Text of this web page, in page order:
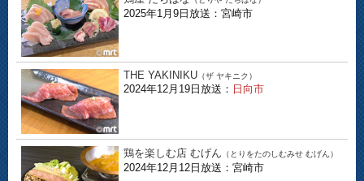
2025年1月9日放送：宮崎市
THE YAKINIKU （ザ ヤキニク）
2024年12月19日放送： 日向市
鶏を楽しむ店 むげん （とりをたのしむみせ むげん）
2024年12月12日放送：宮崎市